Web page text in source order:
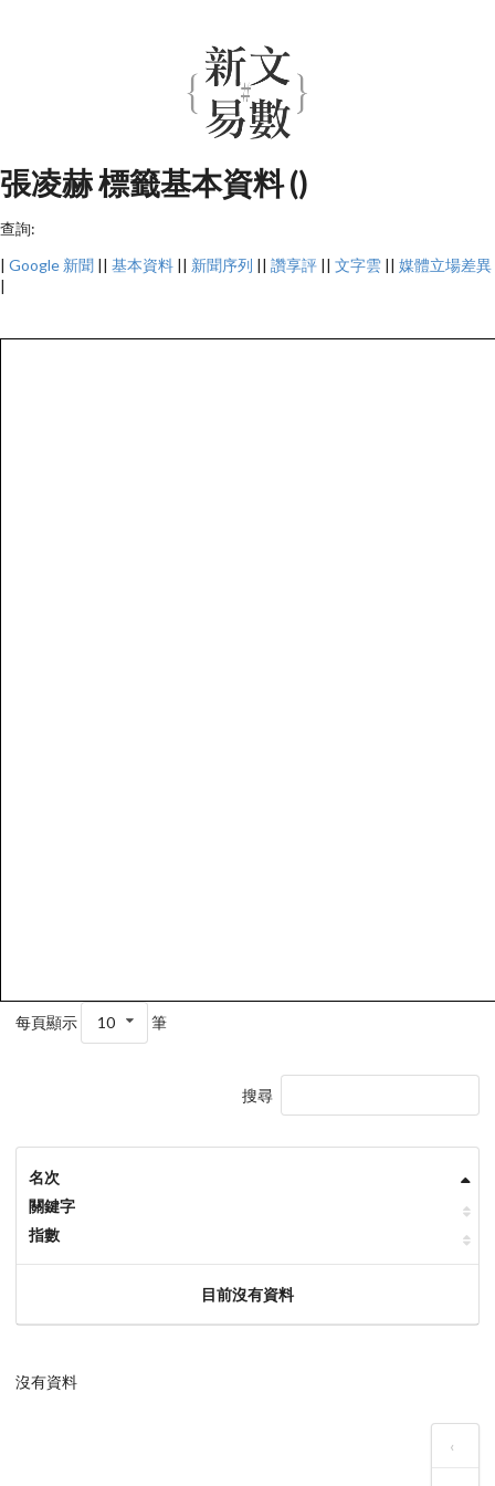
張凌赫 標籤基本資料 ()
查詢:
| Google 新聞 || 基本資料 || 新聞序列 || 讚享評 || 文字雲 || 媒體立場差異
|
每頁顯示 10 筆
搜尋
名次
關鍵字
指數
目前沒有資料
沒有資料
‹